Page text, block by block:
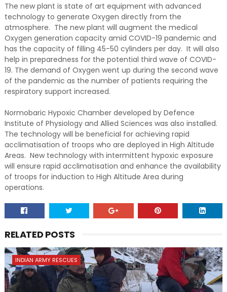
​The new plant is state of art equipment with advanced
technology to generate Oxygen directly from the
atmosphere. The new plant will augment the medical
Oxygen generation capacity amid COVID-19 pandemic and
has the capacity of filling 45-50 cylinders per day. It will also
help in preparedness for the potential third wave of COVID-
19. The demand of Oxygen went up during the second wave
of the pandemic as the number of patients requiring the
respiratory support increased.
​Normobaric Hypoxic Chamber developed by Defence
Institute of Physiology and Allied Sciences was also installed.
The technology will be beneficial for achieving rapid
acclimatisation of troops who are deployed in High Altitude
Areas. New technology with intermittent hypoxic exposure
will ensure rapid acclimatisation and enhance the availability
of troops for induction to High Altitude Area during
operations.
RELATED POSTS
INDIAN ARMY RESCUES